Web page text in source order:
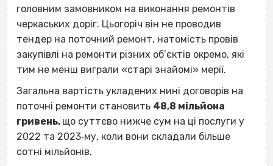
головним замовником на виконання ремонтів
черкаських доріг. Цьогоріч він не проводив
тендер на поточний ремонт, натомість провів
закупівлі на ремонти різних об’єктів окремо, які
тим не менш виграли «старі знайомі» мерії.
Загальна вартість укладених нині договорів на
поточні ремонти становить 48,8 мільйона
гривень, що суттєво нижче сум на ці послуги у
2022 та 2023‐му, коли вони складали більше
сотні мільйонів.